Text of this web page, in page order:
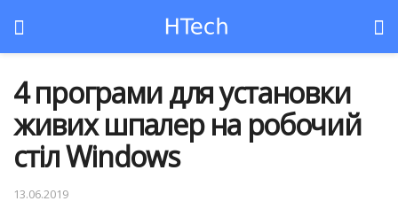
4 програми для установки
живих шпалер на робочий
стіл Windows
13.06.2019